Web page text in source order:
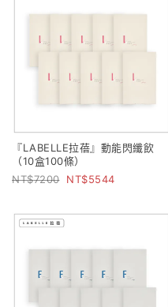
『LABELLE拉蓓』動能閃纖飲
（10盒100條）
7200
5544